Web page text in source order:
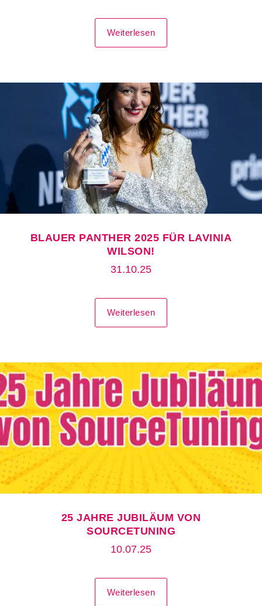
Weiterlesen
BLAUER PANTHER 2025 FÜR LAVINIA
WILSON!
31.10.25
Weiterlesen
25 JAHRE JUBILÄUM VON
SOURCETUNING
10.07.25
Weiterlesen